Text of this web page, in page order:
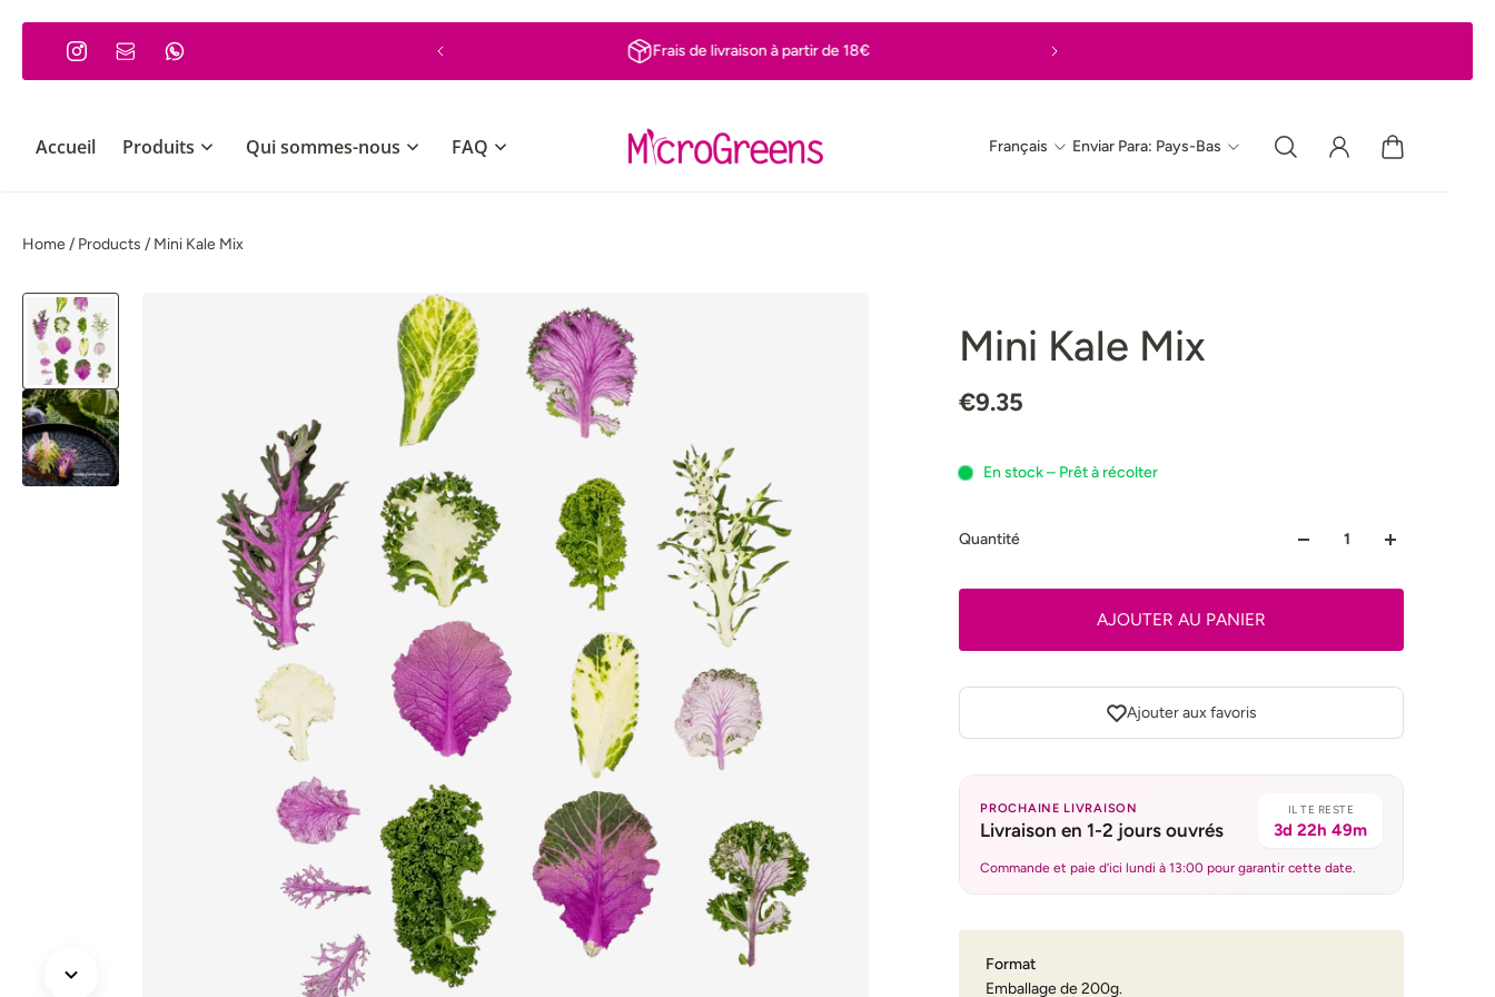
AU CONTENU
Commande minimum 30€ Frais de livraison à partir de 18€
Accueil Produits Qui sommes-nous FAQ Français Enviar Para: Pays-Bas
Home/ Products / Mini Kale Mix
Mini Kale Mix
€9.35
En stock – Prêt à récolter
Quantité
AJOUTER AU PANIER
Ajouter aux favoris
PROCHAINE LIVRAISON
Livraison en 1-2 jours ouvrés
IL TE RESTE
3d 22h 49m
Commande et paie d’ici lundi à 13:00 pour garantir cette date.
Format
Emballage de 200g.